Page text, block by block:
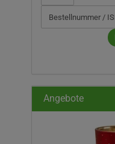
ISBN-
ODER
EAN-
Angebote